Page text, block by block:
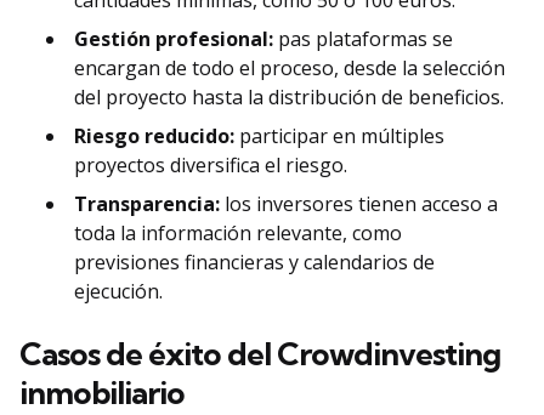
Gestión profesional: pas plataformas se
encargan de todo el proceso, desde la selección
del proyecto hasta la distribución de beneficios.
Riesgo reducido: participar en múltiples
proyectos diversifica el riesgo.
Transparencia: los inversores tienen acceso a
toda la información relevante, como
previsiones financieras y calendarios de
ejecución.
Casos de éxito del Crowdinvesting
inmobiliario